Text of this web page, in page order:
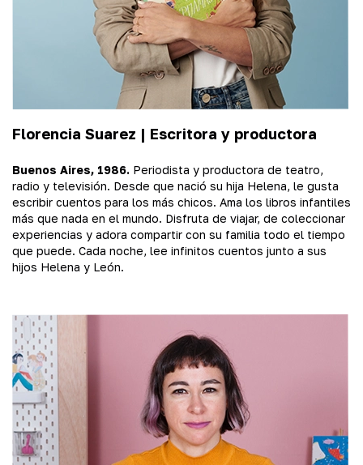
Florencia Suarez | Escritora y productora
Buenos Aires, 1986. Periodista y productora de teatro,
radio y televisión. Desde que nació su hija Helena, le gusta
escribir cuentos para los más chicos. Ama los libros infantiles
más que nada en el mundo. Disfruta de viajar, de coleccionar
experiencias y adora compartir con su familia todo el tiempo
que puede. Cada noche, lee infinitos cuentos junto a sus
hijos Helena y León.